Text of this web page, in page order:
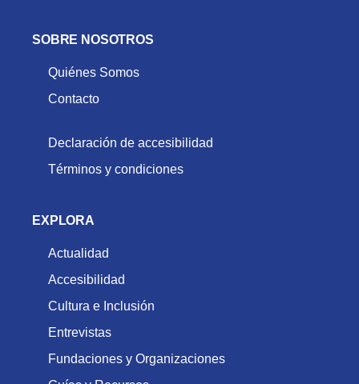
SOBRE NOSOTROS
Quiénes Somos
Contacto
Declaración de accesibilidad
Términos y condiciones
EXPLORA
Actualidad
Accesibilidad
Cultura e Inclusión
Entrevistas
Fundaciones y Organizaciones